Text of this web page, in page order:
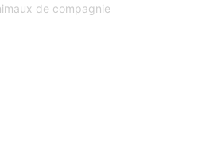
de compagnie